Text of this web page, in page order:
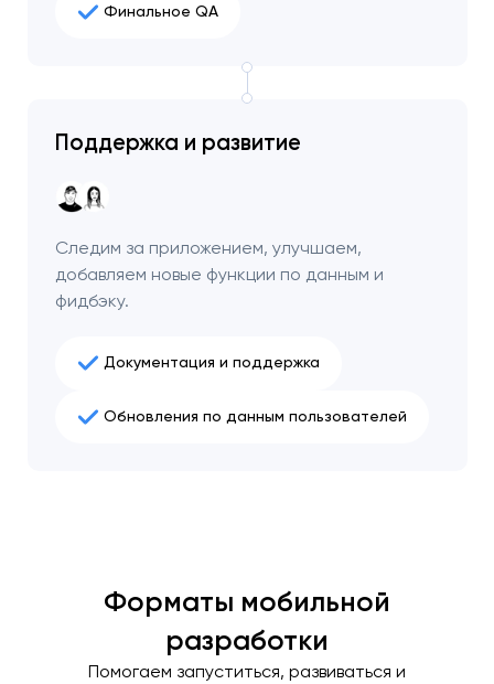
Финальное QA
Поддержка и развитие
Следим за приложением, улучшаем,
добавляем новые функции по данным и
фидбэку.
Документация и поддержка
Обновления по данным пользователей
Форматы мобильной
разработки
Помогаем запуститься, развиваться и